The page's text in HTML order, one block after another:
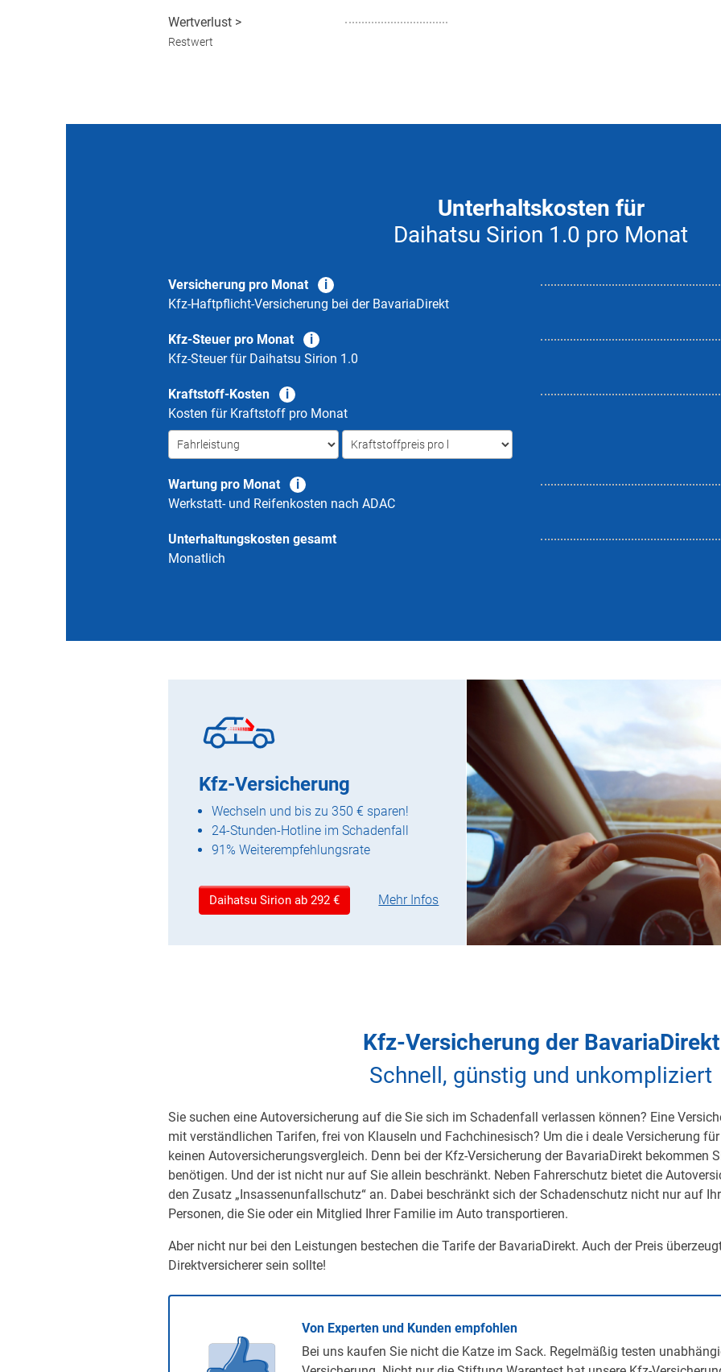
Wertverlust >
Restwert
Unterhaltskosten für
Daihatsu Sirion 1.0 pro Monat
Versicherung pro Monat
Kfz-Haftpflicht-Versicherung bei der BavariaDirekt
Kfz-Steuer pro Monat
Kfz-Steuer für Daihatsu Sirion 1.0
Kraftstoff-Kosten
Kosten für Kraftstoff pro Monat
Wartung pro Monat
Werkstatt- und Reifenkosten nach ADAC
Unterhaltungskosten gesamt
Monatlich
Kfz-Versicherung
Wechseln und bis zu 350 € sparen!
24-Stunden-Hotline im Schadenfall
91% Weiterempfehlungsrate
Daihatsu Sirion ab 292 € Mehr Infos
Kfz-Versicherung der BavariaDirekt
Schnell, günstig und unkompliziert
Sie suchen eine Autoversicherung auf die Sie sich im Schadenfall verlassen können? Eine
mit verständlichen Tarifen, frei von Klauseln und Fachchinesisch? Um die i deale Versicherung
keinen Autoversicherungsvergleich. Denn bei der Kfz-Versicherung der BavariaDirekt bekommen
benötigen. Und der ist nicht nur auf Sie allein beschränkt. Neben Fahrerschutz bietet die
den Zusatz „Insassenunfallschutz“ an. Dabei beschränkt sich der Schadenschutz nicht nur auf
Personen, die Sie oder ein Mitglied Ihrer Familie im Auto transportieren.
Aber nicht nur bei den Leistungen bestechen die Tarife der BavariaDirekt. Auch der Preis
Direktversicherer sein sollte!
Von Experten und Kunden empfohlen
Bei uns kaufen Sie nicht die Katze im Sack. Regelmäßig testen